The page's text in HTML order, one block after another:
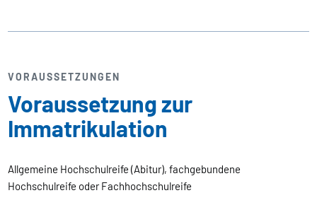
VORAUSSETZUNGEN
Voraussetzung zur
Immatrikulation
Allgemeine Hochschulreife (Abitur), fachgebundene
Hochschulreife oder Fachhochschulreife